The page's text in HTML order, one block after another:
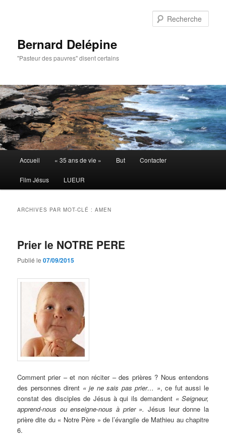
Bernard Delépine
"Pasteur des pauvres" disent certains
principal
Accueil « 35 ans de vie » But Contacter
Film Jésus LUEUR
ARCHIVES PAR MOT-CLÉ :AMEN
Prier le NOTRE PERE
Publié le07/09/2015
Comment prier – et non réciter – des prières ? Nous entendons
des personnes dirent « je ne sais pas prier… », ce fut aussi le
constat des disciples de Jésus à qui ils demandent « Seigneur,
apprend-nous ou enseigne-nous à prier ». Jésus leur donne la
prière dite du « Notre Père » de l’évangile de Mathieu au chapitre
6.